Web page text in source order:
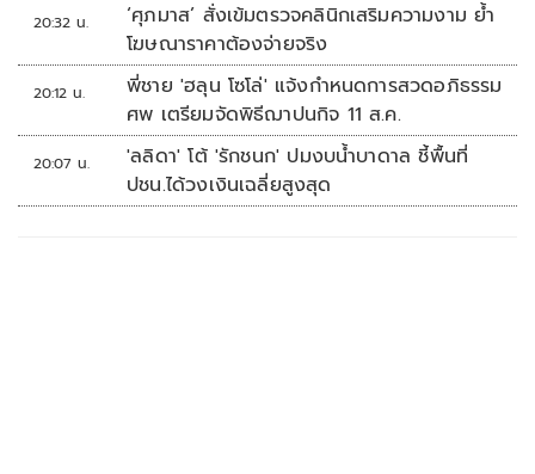
20:32 น.
‘ศุภมาส’ สั่งเข้มตรวจคลินิกเสริมความงาม ย้ำ
โฆษณาราคาต้องจ่ายจริง
20:12 น.
พี่ชาย 'ฮลุน โซโล่' แจ้งกำหนดการสวดอภิธรรม
ศพ เตรียมจัดพิธีฌาปนกิจ 11 ส.ค.
20:07 น.
'ลลิดา' โต้ 'รักชนก' ปมงบน้ำบาดาล ชี้พื้นที่
ปชน.ได้วงเงินเฉลี่ยสูงสุด